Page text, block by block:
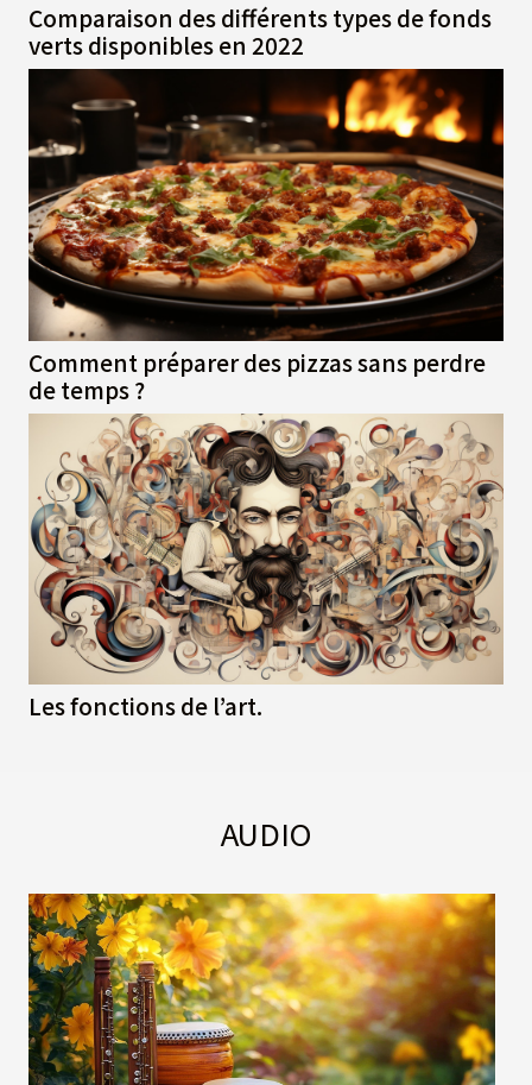
Comparaison des différents types de fonds
verts disponibles en 2022
Comment préparer des pizzas sans perdre
de temps ?
Les fonctions de l’art.
AUDIO